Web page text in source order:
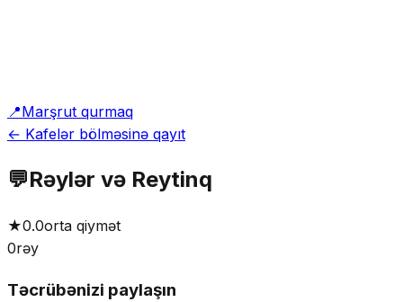
📍Marşrut qurmaq
← Kafelər bölməsinə qayıt
💬Rəylər və Reytinq
★0.0orta qiymət
0rəy
Təcrübənizi paylaşın